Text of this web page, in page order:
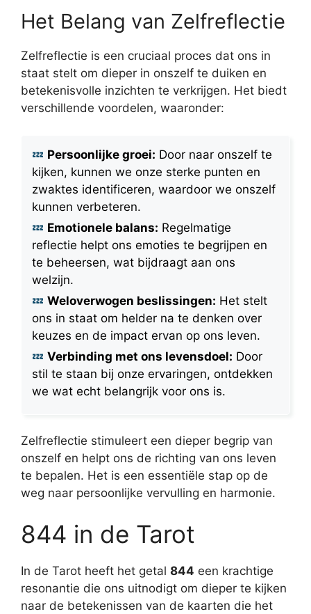
Het Belang van Zelfreflectie
Zelfreflectie is een cruciaal proces dat ons in
staat stelt om dieper in onszelf te duiken en
betekenisvolle inzichten te verkrijgen. Het biedt
verschillende voordelen, waaronder:
Persoonlijke groei: Door naar onszelf te
kijken, kunnen we onze sterke punten en
zwaktes identificeren, waardoor we onszelf
kunnen verbeteren.
Emotionele balans: Regelmatige
reflectie helpt ons emoties te begrijpen en
te beheersen, wat bijdraagt aan ons
welzijn.
Weloverwogen beslissingen: Het stelt
ons in staat om helder na te denken over
keuzes en de impact ervan op ons leven.
Verbinding met ons levensdoel: Door
stil te staan bij onze ervaringen, ontdekken
we wat echt belangrijk voor ons is.
Zelfreflectie stimuleert een dieper begrip van
onszelf en helpt ons de richting van ons leven
te bepalen. Het is een essentiële stap op de
weg naar persoonlijke vervulling en harmonie.
844 in de Tarot
In de Tarot heeft het getal 844 een krachtige
resonantie die ons uitnodigt om dieper te kijken
naar de betekenissen van de kaarten die het